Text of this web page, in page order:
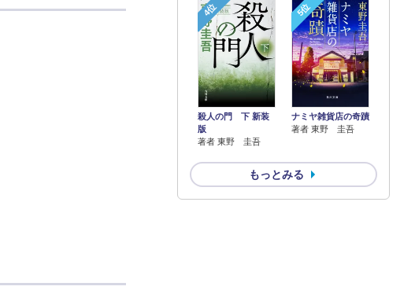
4位
殺人の門 下 新装
版
著者 東野 圭吾
5位
ナミヤ雑貨店の奇蹟
著者 東野 圭吾
もっとみる